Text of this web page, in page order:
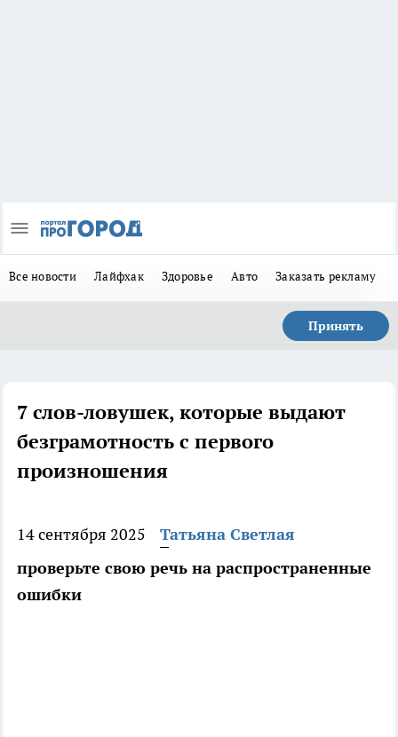
Все новости Лайфхак Здоровье Авто Заказать рекламу
Принять
7 слов-ловушек, которые выдают
безграмотность с первого
произношения
14 сентября 2025
Татьяна Светлая
проверьте свою речь на распространенные
ошибки